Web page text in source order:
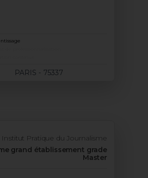
PARIS - 75337
Institut Pratique du Journalisme
grand établissement grade
Master